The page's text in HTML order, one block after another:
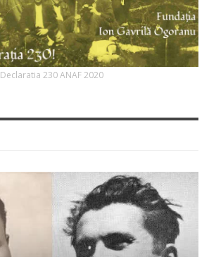
Declaratia 230 ANAF 2020